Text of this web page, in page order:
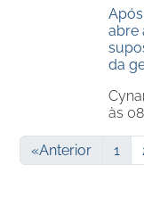
abre
da
às
«Anterior 1